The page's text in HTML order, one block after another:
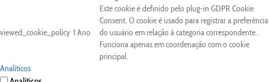
viewed_cookie_policy 1 Ano
Este cookie é definido pelo plug-in GDPR Cookie
Consent. O cookie é usado para registrar a preferência
do usuário em relação à categoria correspondente.
Funciona apenas em coordenação com o cookie
principal.
Analíticos